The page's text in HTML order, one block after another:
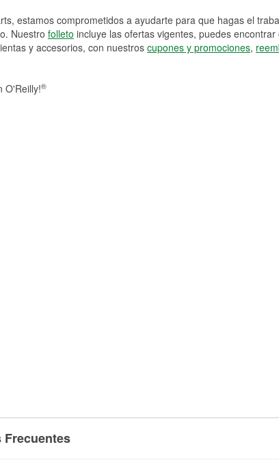
estamos comprometidos a ayudarte para que hagas el
Nuestro folleto incluye las ofertas vigentes, puedes
y accesorios, con nuestros cupones y promociones,
O'Reilly!®
Frecuentes